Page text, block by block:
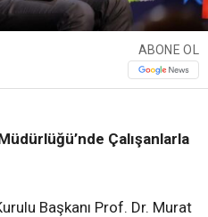
ABONE OL
Çalışanlarla
Başkanı Prof. Dr. Murat